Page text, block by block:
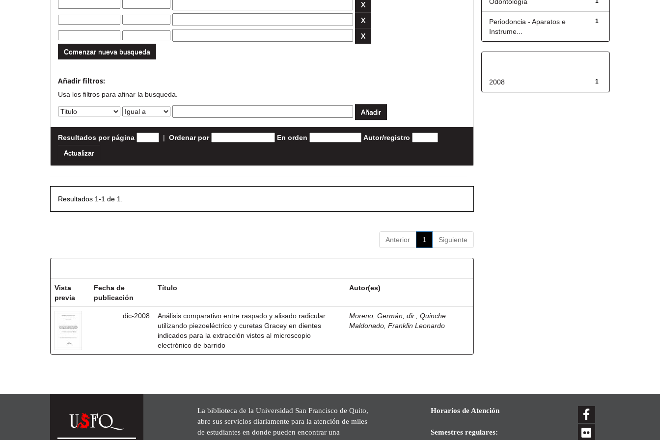
Comenzar nueva busqueda
Añadir filtros:
Usa los filtros para afinar la busqueda.
Resultados por página | Ordenar por En orden Autor/registro
Resultados 1-1 de 1.
Anterior 1 Siguiente
Vista
previa
Fecha de
publicación
Título Autor(es)
dic-2008
Análisis comparativo entre raspado y alisado radicular
utilizando piezoeléctrico y curetas Gracey en dientes
indicados para la extracción vistos al microscopio
electrónico de barrido
Moreno, Germán, dir. ;Quinche
Maldonado, Franklin Leonardo
1
Periodoncia - Aparatos e
Instrume...
1
2008
La biblioteca de la Universidad San Francisco de Quito,
abre sus servicios diariamente para la atención de miles
de estudiantes en donde pueden encontrar una
Horarios de Atención
Semestres regulares: